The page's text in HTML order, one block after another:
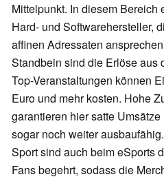
Mittelpunkt. In diesem
Hard- und Softwarehersteller,
affinen Adressaten
Standbein sind die Erlöse aus
Top-Veranstaltungen können
Euro und mehr kosten. Hohe
garantieren hier satte
sogar noch weiter
Sport sind auch beim eSports
Fans begehrt, sodass die